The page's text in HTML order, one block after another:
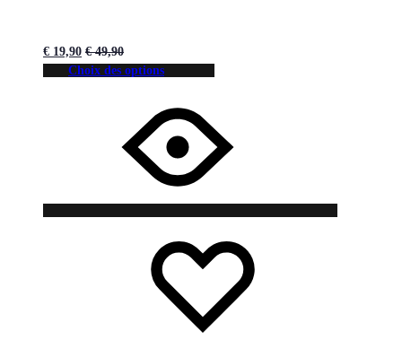
€ 19,90 €49,90
Choix des options